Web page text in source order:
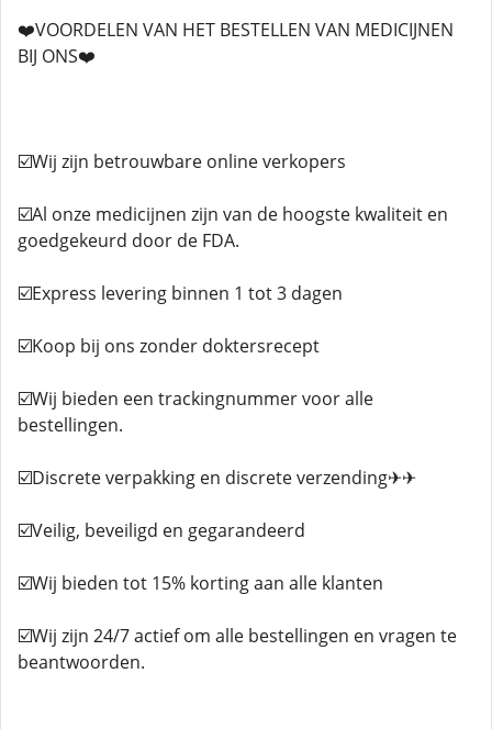
❤️VOORDELEN VAN HET BESTELLEN VAN MEDICIJNEN
BIJ ONS❤️
☑️Wij zijn betrouwbare online verkopers
☑️Al onze medicijnen zijn van de hoogste kwaliteit en
goedgekeurd door de FDA.
☑️Express levering binnen 1 tot 3 dagen
☑️Koop bij ons zonder doktersrecept
☑️Wij bieden een trackingnummer voor alle
bestellingen.
☑️Discrete verpakking en discrete verzending✈✈
☑️Veilig, beveiligd en gegarandeerd
☑️Wij bieden tot 15% korting aan alle klanten
☑️Wij zijn 24/7 actief om alle bestellingen en vragen te
beantwoorden.